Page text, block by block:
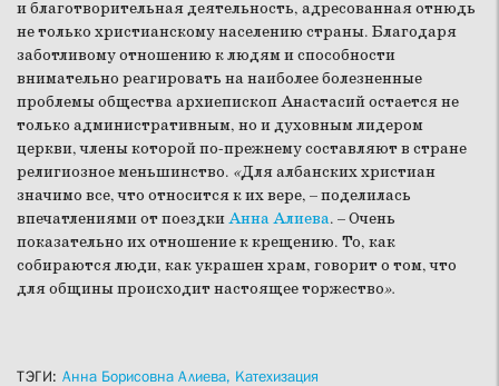
и благотворительная деятельность, адресованная отнюдь
не только христианскому населению страны. Благодаря
заботливому отношению к людям и способности
внимательно реагировать на наиболее болезненные
проблемы общества архиепископ Анастасий остается не
только административным, но и духовным лидером
церкви, члены которой по-прежнему составляют в стране
религиозное меньшинство. «Для албанских христиан
значимо все, что относится к их вере, – поделилась
впечатлениями от поездкиАнна Алиева. – Очень
показательно их отношение к крещению. То, как
собираются люди, как украшен храм, говорит о том, что
для общины происходит настоящее торжество».
ТЭГИ: Анна Борисовна Алиева, Катехизация